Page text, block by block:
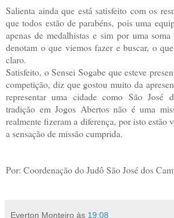
Salienta ainda que está satisfeito com os
que todos estão de parabéns, pois uma
apenas de medalhistas e sim por uma
denotam o que viemos fazer e buscar, o
claro.
Satisfeito, o Sensei Sogabe que esteve
competição, diz que gostou muito da
representar uma cidade como São José
tradição em Jogos Abertos não é uma
realmente fizeram a diferença, por isto estão
a sensação de missão cumprida.
Por: Coordenação do Judô São José dos
Everton Monteiro às 19:08